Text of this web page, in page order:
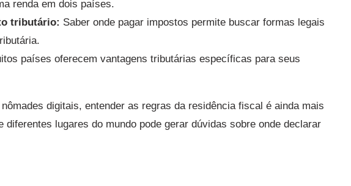
renda em dois países.
tributário: Saber onde pagar impostos permite buscar formas legais
países oferecem vantagens tributárias específicas para seus
digitais, entender as regras da residência fiscal é ainda mais
diferentes lugares do mundo pode gerar dúvidas sobre onde declarar